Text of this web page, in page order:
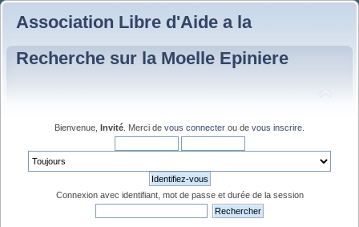
Association Libre d'Aide a la
Recherche sur la Moelle Epiniere
Bienvenue, Invité . Merci de vous connecter ou de vous inscrire
Connexion avec identifiant, mot de passe et durée de la session